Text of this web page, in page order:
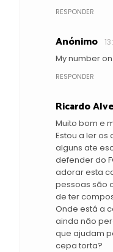
RESPONDER
Anónimo
My number
RESPONDER
Ricardo
Muito bom e
Estou a ler os
alguns ate
defender do
adorar esta
pessoas são
de ter
Onde está a
ainda não
que ajudam
cepa torta?